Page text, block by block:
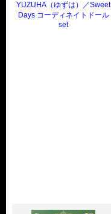
YUZUHA（ゆずは）／Sweet
Days コーディネイトドール
set